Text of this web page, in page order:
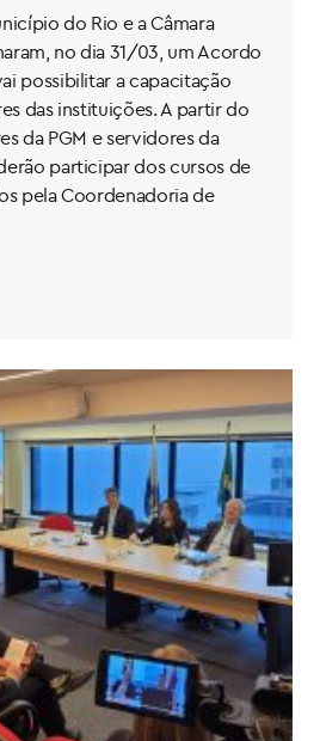
do Rio e a Câmara
no dia 31/03, um Acordo
possibilitar a capacitação
das instituições. A partir do
da PGM e servidores da
participar dos cursos de
pela Coordenadoria de